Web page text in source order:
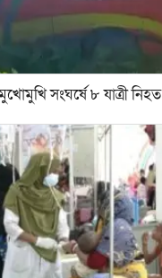
সংঘর্ষে ৮ যাত্রী নিহত